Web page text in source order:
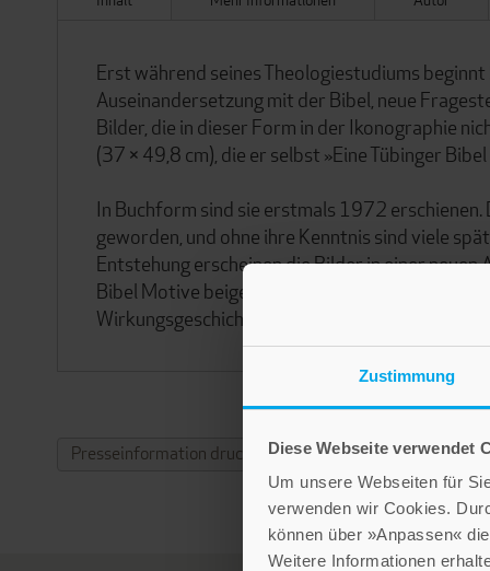
Zustimmung
Diese Webseite verwendet
Um unsere Webseiten für
verwenden wir Cookies.
können über »Anpassen«
Weitere Informationen
Erst während seines Theologiestudiums
Auseinandersetzung mit der Bibel, neue
Bilder, die in dieser Form in der Ikonographie
(37 × 49,8 cm), die er selbst »Eine Tübinger
In Buchform sind sie erstmals 1972
geworden, und ohne ihre Kenntnis sind viele
Entstehung erscheinen die Bilder in einer
Bibel Motive beigefügt sind, die ihre
Wirkungsgeschichte der »Urbilder«
Presseinformation drucken